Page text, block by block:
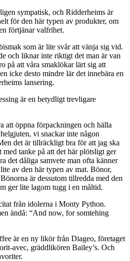
sympatisk, och Ridderheims är
för den här typen av produkter, om
förtjänar valfrihet.
som är lite svår att vänja sig vid.
och liknar inte riktigt det man är van
på att våra smaklökar lärt sig att
icke desto mindre lär det innebära en
lansering.
är en betydligt trevligare
att öppna förpackningen och hälla
vi snackar inte någon
det är tillräckligt bra för att jag ska
tanke på att det här plötsligt ger
det dåliga samvete man ofta känner
av den här typen av mat. Bönor,
är dessutom tillredda med den
ger lite lagom tugg i en måltid.
från idolerna i Monty Python.
ändå: “And now, for somtehing
är en ny likör från Diageo, företaget
avec, gräddlikören Bailey’s. Och